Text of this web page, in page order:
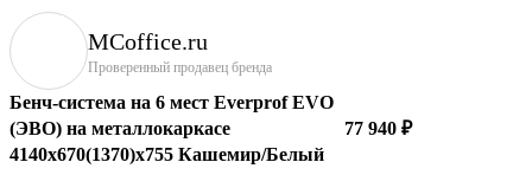
MCoffice.ru
Проверенный продавец бренда
Бенч-система на 6 мест Everprof EVO
(ЭВО) на металлокаркасе
4140х670(1370)x755 Кашемир/Белый
77 940 ₽